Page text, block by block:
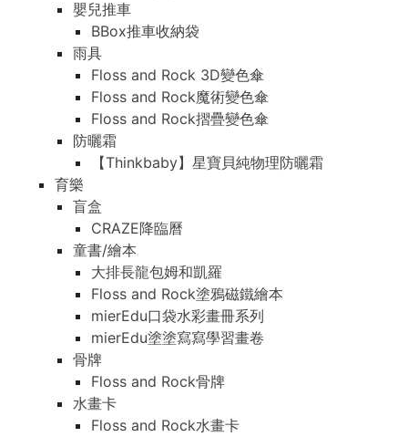
嬰兒推車
BBox推車收納袋
雨具
Floss and Rock 3D變色傘
Floss and Rock魔術變色傘
Floss and Rock摺疊變色傘
防曬霜
【Thinkbaby】星寶貝純物理防曬霜
育樂
盲盒
CRAZE降臨曆
童書/繪本
大排長龍包姆和凱羅
Floss and Rock塗鴉磁鐵繪本
mierEdu口袋水彩畫冊系列
mierEdu塗塗寫寫學習畫卷
骨牌
Floss and Rock骨牌
水畫卡
Floss and Rock水畫卡